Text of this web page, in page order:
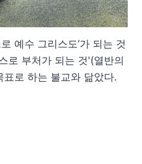
예수 그리스도’가 되는 것
로 부처가 되는 것'(열반의
로 하는 불교와 닮았다.